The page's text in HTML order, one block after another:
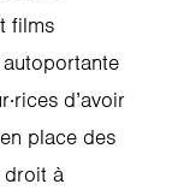
films
d’avoir
place des
droit à